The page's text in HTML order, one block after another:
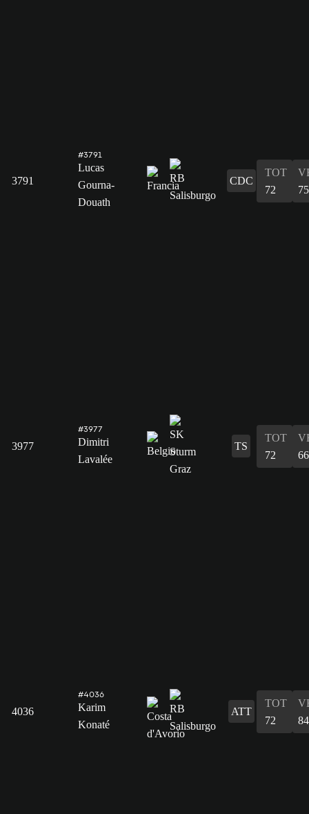
3791
#3791
Lucas
Gourna-
Douath
CDC
TOT
72
75
3977
#3977
Dimitri
Lavalée
TS
TOT
72
66
4036
#4036
Karim
Konaté
ATT
TOT
72
84